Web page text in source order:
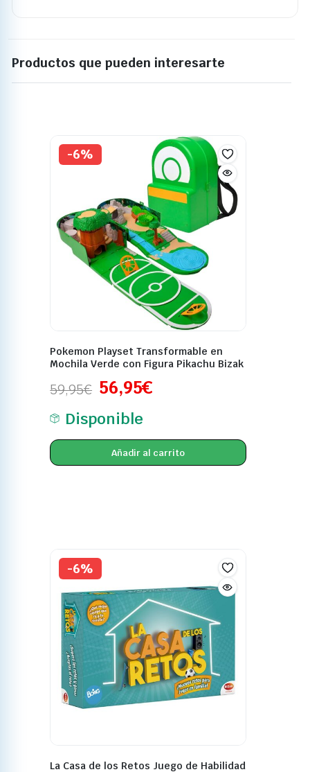
Productos que pueden interesarte
-6%
Pokemon Playset Transformable en
Mochila Verde con Figura Pikachu Bizak
59,95€ 56,95€
Disponible
Añadir al carrito
-6%
La Casa de los Retos Juego de Habilidad